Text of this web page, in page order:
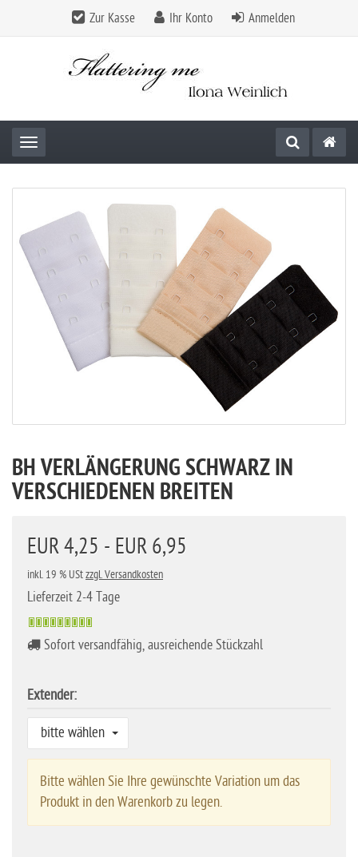
Zur Kasse Ihr Konto Anmelden
Toggle navigation
BH VERLÄNGERUNG SCHWARZ IN
VERSCHIEDENEN BREITEN
EUR 4,25 - EUR 6,95
inkl. 19 % UStzzgl. Versandkosten
Lieferzeit 2-4 Tage
Sofort versandfähig, ausreichende Stückzahl
Extender:
bitte wählen
Bitte wählen Sie Ihre gewünschte Variation um das
Produkt in den Warenkorb zu legen.